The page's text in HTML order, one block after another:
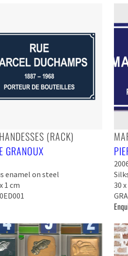
(RACK)
GRANOUX
enamel on steel
1 cm
30